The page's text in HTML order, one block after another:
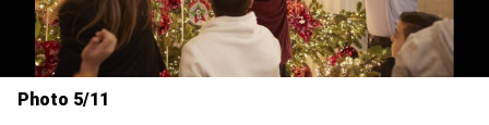
Photo 5/11